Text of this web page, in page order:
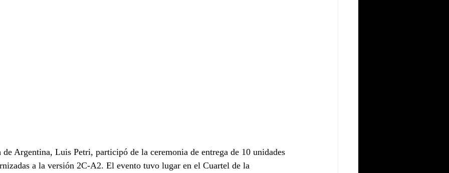
Argentina, Luis Petri, participó de la ceremonia de entrega de 10 unidades
a la versión 2C-A2. El evento tuvo lugar en el Cuartel de la